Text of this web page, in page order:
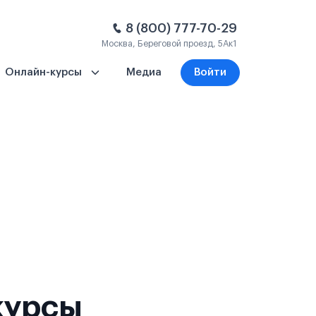
8 (800) 777-70-29
Москва, Береговой проезд, 5Ак1
Онлайн-курсы Медиа Войти